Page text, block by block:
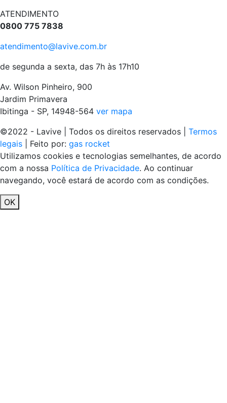
ATENDIMENTO
0800 775 7838
atendimento@lavive.com.br
de segunda a sexta, das 7h às 17h10
Av. Wilson Pinheiro, 900
Jardim Primavera
Ibitinga - SP, 14948-564 ver mapa
©2022 - Lavive | Todos os direitos reservados | Termos
legais | Feito por: gas rocket
Utilizamos cookies e tecnologias semelhantes, de acordo
com a nossa Política de Privacidade. Ao continuar
navegando, você estará de acordo com as condições.
OK